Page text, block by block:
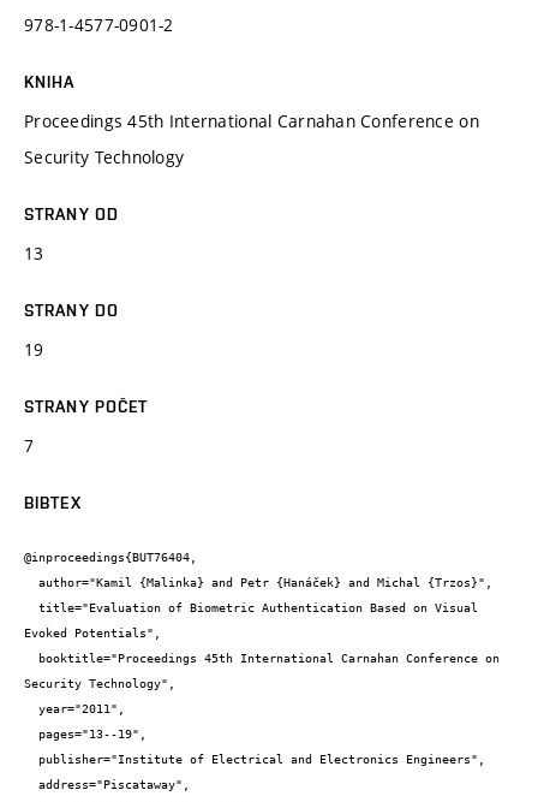
978-1-4577-0901-2
KNIHA
Proceedings 45th International Carnahan Conference on
Security Technology
STRANY OD
13
STRANY DO
19
STRANY POČET
7
BIBTEX
@inproceedings{BUT76404,
Evoked Potentials",
Security Technology",